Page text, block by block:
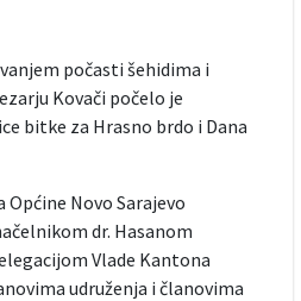
počasti šehidima i
Kovači počelo je
bitke za Hrasno brdo i Dana
Novo Sarajevo
dr. Hasanom
Vlade Kantona
udruženja i članovima